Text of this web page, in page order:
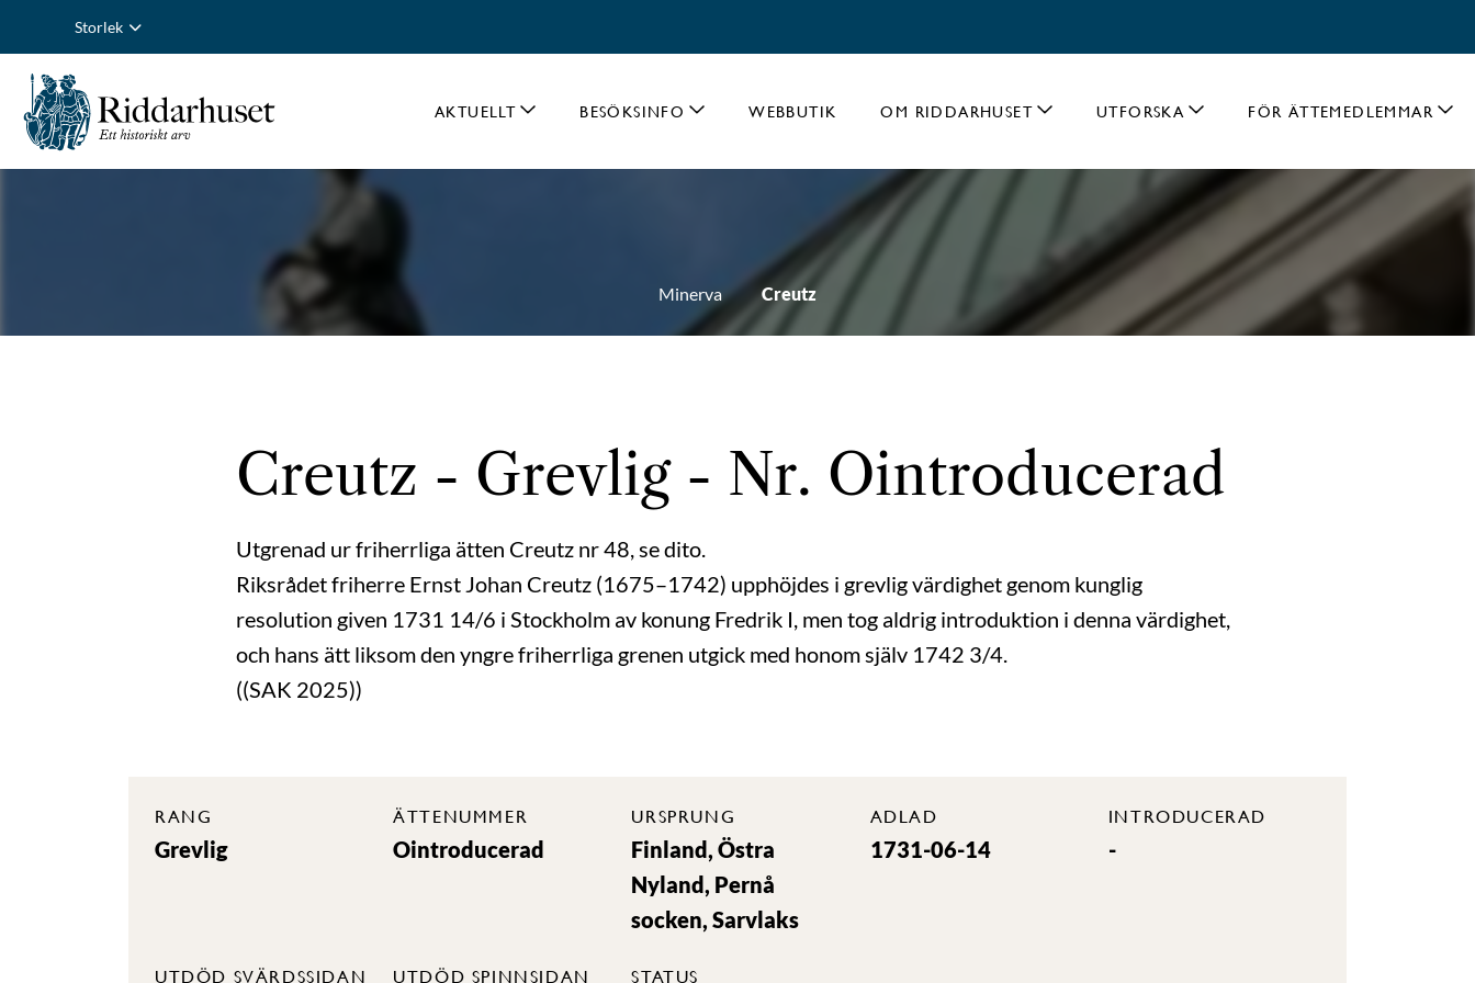
Storlek
AKTUELLT BESÖKSINFO WEBBUTIK OM RIDDARHUSET UTFORSKA FÖR ÄTTEMEDLEMMAR
Minerva Creutz
Creutz - Grevlig - Nr. Ointroducerad
Utgrenad ur friherrliga ätten Creutz nr 48, se dito.
Riksrådet friherre Ernst Johan Creutz (1675–1742) upphöjdes i grevlig värdighet genom kunglig
resolution given 1731 14/6 i Stockholm av konung Fredrik I, men tog aldrig introduktion i denna värdighet,
och hans ätt liksom den yngre friherrliga grenen utgick med honom själv 1742 3/4.
((SAK 2025))
RANG
Grevlig
ÄTTENUMMER
Ointroducerad
URSPRUNG
Finland, Östra
Nyland, Pernå
socken, Sarvlaks
ADLAD
1731-06-14
INTRODUCERAD
-
UTDÖD SVÄRDSSIDAN UTDÖD SPINNSIDAN STATUS